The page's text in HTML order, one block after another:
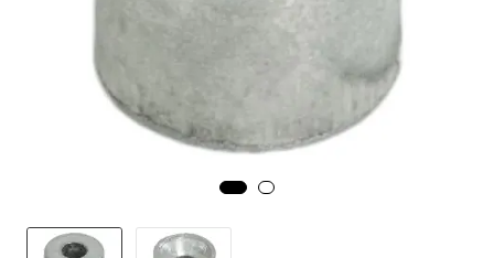
Fritid/Sikkerhet
Båtpleie/Opplag